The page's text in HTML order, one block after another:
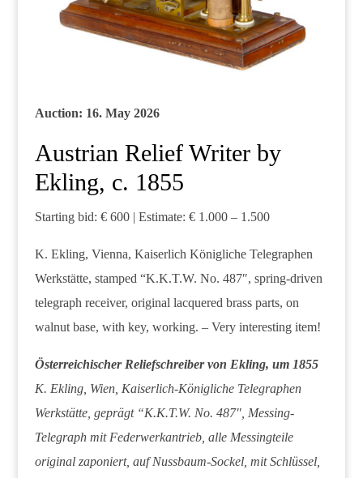
Auction: 16. May 2026
Austrian Relief Writer by
Ekling, c. 1855
Starting bid: € 600 | Estimate: € 1.000 – 1.500
K. Ekling, Vienna, Kaiserlich Königliche Telegraphen
Werkstätte, stamped “K.K.T.W. No. 487″, spring-driven
telegraph receiver, original lacquered brass parts, on
walnut base, with key, working. – Very interesting item!
Österreichischer Reliefschreiber von Ekling, um 1855
K. Ekling, Wien, Kaiserlich-Königliche Telegraphen
Werkstätte, geprägt “K.K.T.W. No. 487″, Messing-
Telegraph mit Federwerkantrieb, alle Messingteile
original zaponiert, auf Nussbaum-Sockel, mit Schlüssel,